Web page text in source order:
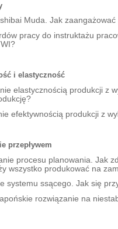
Muda. Jak zaangażować
pracy do instruktażu
i elastyczność
elastycznością produkcji z
efektywnością produkcji z
przepływem
procesu planowania. Jak
wszystko produkować na
systemu ssącego. Jak się
rozwiązanie na